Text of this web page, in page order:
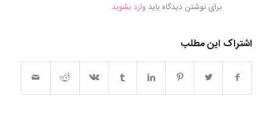
برای نوشتن دیدگاه باید وارد بشوید.
اشتراک این مطلب